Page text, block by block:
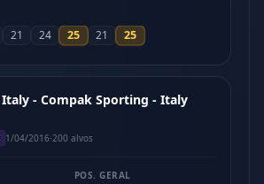
21 24 25 21 25
- Compak Sporting - Italy
1/04/2016·200 alvos
POS. GERAL